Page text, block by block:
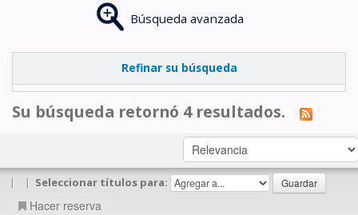
Búsqueda avanzada
Refinar su búsqueda
Su búsqueda retornó 4 resultados.
| | Seleccionar títulos para:
Hacer reserva